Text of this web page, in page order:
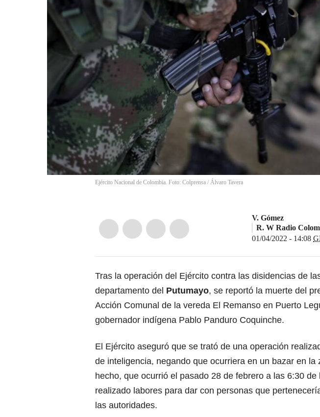
Ejército Nacional de Colombia. Foto: Colprensa / Álvaro Tavera
V. Gómez
R. W Radio
01/04/2022 - 14:08
Tras la operación del Ejército contra las disidencias de
departamento del Putumayo, se reportó la muerte del
Acción Comunal de la vereda El Remanso en Puerto
gobernador indígena Pablo Panduro Coquinche.
El Ejército aseguró que se trató de una operación
de inteligencia, negando que ocurriera en un bazar en la
hecho, que ocurrió el pasado 28 de febrero a las 6:30
realizado labores para dar con personas que
las autoridades.